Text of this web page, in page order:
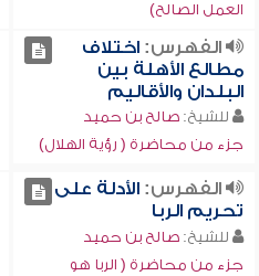
العمل الصالح)
الفهرس:اختلاف
مطالع الأهلة بين
البلدان والأقاليم
للشيخ:صالح بن حميد
جزء من محاضرة ( رؤية الهلال)
الفهرس:الأدلة على
تحريم الربا
للشيخ:صالح بن حميد
جزء من محاضرة ( الربا هو